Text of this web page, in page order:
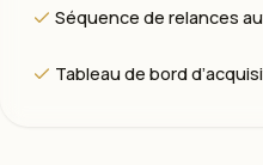
Séquence de relances
Tableau de bord